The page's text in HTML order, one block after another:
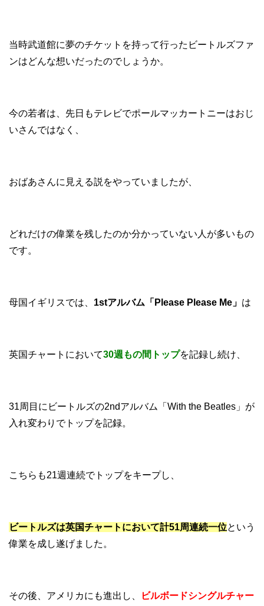
当時武道館に夢のチケットを持って行ったビートルズファ
ンはどんな想いだったのでしょうか。
今の若者は、先日もテレビでポールマッカートニーはおじ
いさんではなく、
おばあさんに見える説をやっていましたが、
どれだけの偉業を残したのか分かっていない人が多いもの
です。
母国イギリスでは、 1stアルバム「Please Please Me」 は
英国チャートにおいて30週もの間トップを記録し続け、
31周目にビートルズの2ndアルバム「With the Beatles」が
入れ変わりでトップを記録。
こちらも21週連続でトップをキープし、
ビートルズは英国チャートにおいて計51周連続一位という
偉業を成し遂げました。
その後、アメリカにも進出し、
ビルボードシングルチャー